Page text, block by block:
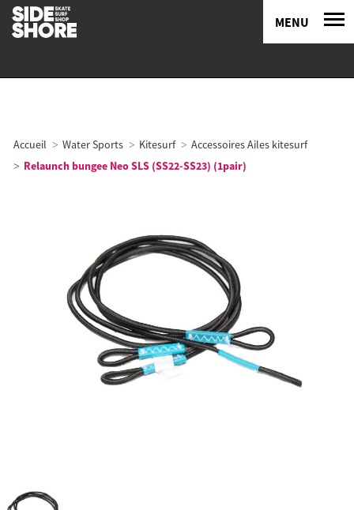
MENU
Accueil Water Sports Kitesurf
Accessoires Ailes kitesurf
Relaunch bungee Neo SLS (SS22-SS23) (1pair)